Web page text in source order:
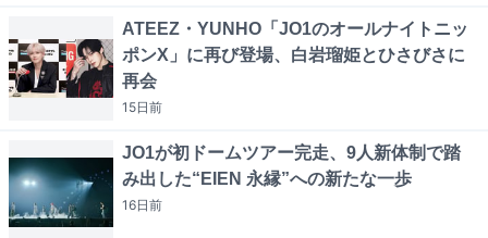
ATEEZ・YUNHO「JO1のオールナイトニッ
ポンX」に再び登場、白岩瑠姫とひさびさに
再会
15日前
JO1が初ドームツアー完走、9人新体制で踏
み出した“EIEN 永縁”への新たな一歩
16日前